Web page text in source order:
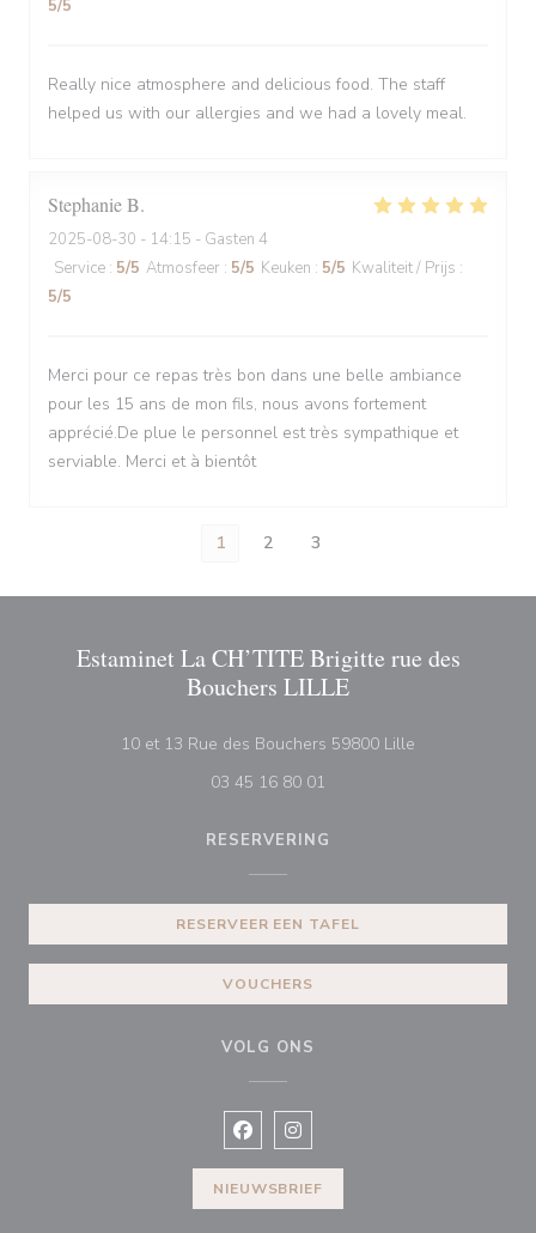
5/5
Really nice atmosphere and delicious food. The staff
helped us with our allergies and we had a lovely meal.
StephanieB
2025-08-30 - 14:15 - Gasten 4
Service : 5/5 Atmosfeer : 5/5 Keuken : 5/5 Kwaliteit / Prijs :
5/5
Merci pour ce repas très bon dans une belle ambiance
pour les 15 ans de mon fils, nous avons fortement
apprécié.De plue le personnel est très sympathique et
serviable. Merci et à bientôt
1 2 3
Estaminet La CH’TITE Brigitte rue des
Bouchers LILLE
10 et 13 Rue des Bouchers 59800 Lille
03 45 16 80 01
RESERVERING
RESERVEER EEN TAFEL
VOUCHERS
VOLG ONS
Facebook ((opent in een nieuw
Instagram ((opent in een
NIEUWSBRIEF